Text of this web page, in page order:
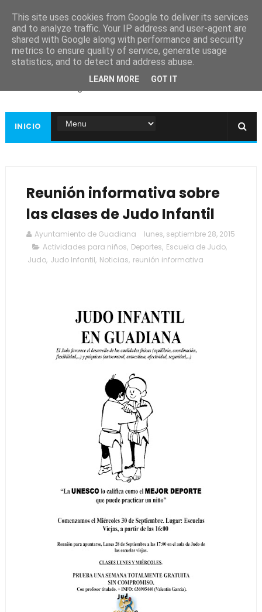
Ayuntamiento de
Guadiana
INICIO
Reunión informativa sobre
las clases de Judo Infantil
Ayuntamiento de Guadiana
lunes, septiembre 28, 2015
Actividades para niños, Deportes, Escuela de Judo,
Judo, Judo Infantil, Noticias, reunión informativa
This site uses cookies from Google to deliver its services
and to analyze traffic. Your IP address and user-agent are
shared with Google along with performance and security
metrics to ensure quality of service, generate usage
statistics, and to detect and address abuse.
LEARN MORE GOT IT